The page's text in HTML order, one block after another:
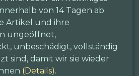
von 14 Tagen ab
Artikel und ihre
ungeöffnet,
unbeschädigt, vollständig
sind, damit wir sie wieder
(Details).